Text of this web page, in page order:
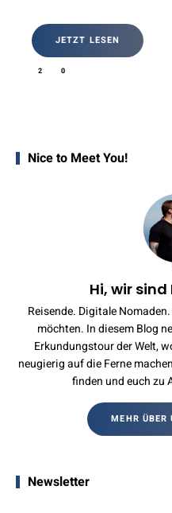
JETZT LESEN
2 0
Nice to Meet You!
Hi, wir sind
Reisende. Digitale
möchten. In diesem Blog
Erkundungstour der Welt,
neugierig auf die Ferne
finden und euch zu
MEHR ÜBER
Newsletter